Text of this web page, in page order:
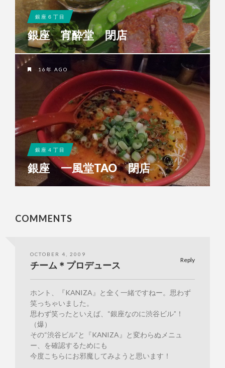
銀座６丁目
銀座 宵酔堂 閉店
16年 AGO
銀座４丁目
銀座 一風堂TAO 閉店
COMMENTS
OCTOBER 4, 2009
Reply
チーム＊プロデュース
ホント、『KANIZA』と全く一緒ですねー。思わず
笑っちゃいました。
思わず笑ったといえば、“銀座なのに渋谷ビル”！
（爆）
その“渋谷ビル”と『KANIZA』と変わらぬメニュ
ー、を確認するためにも
今度こちらにお邪魔してみようと思います！